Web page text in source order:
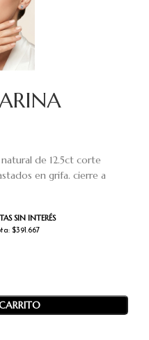
SIN INTERÉS
$391.667
de 12.5ct corte
en grifa. cierre a